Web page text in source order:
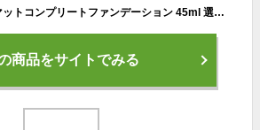
ナーズ NARS ソフトマットコンプリートファンデーション 45ml 選べるカラー
商品をサイトでみる